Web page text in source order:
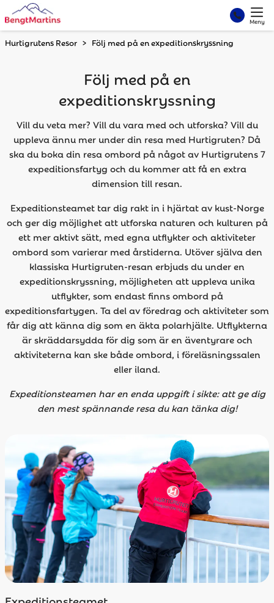
Meny
Hurtigrutens Resor Följ med på en expeditionskryssning
Följ med på en
expeditionskryssning
Vill du veta mer? Vill du vara med och utforska? Vill du
uppleva ännu mer under din resa med Hurtigruten? Då
ska du boka din resa ombord på något av Hurtigrutens 7
expeditionsfartyg och du kommer att få en extra
dimension till resan.
Expeditionsteamet tar dig rakt in i hjärtat av kust-Norge
och ger dig möjlighet att utforska naturen och kulturen på
ett mer aktivt sätt, med egna utflykter och aktiviteter
ombord som varierar med årstiderna. Utöver själva den
klassiska Hurtigruten-resan erbjuds du under en
expeditionskryssning, möjligheten att uppleva unika
utflykter, som endast finns ombord på
expeditionsfartygen. Ta del av föredrag och aktiviteter som
får dig att känna dig som en äkta polarhjälte. Utflykterna
är skräddarsydda för dig som är en äventyrare och
aktiviteterna kan ske både ombord, i föreläsningssalen
eller iland.
Expeditionsteamen har en enda uppgift i sikte: att ge dig
den mest spännande resa du kan tänka dig!